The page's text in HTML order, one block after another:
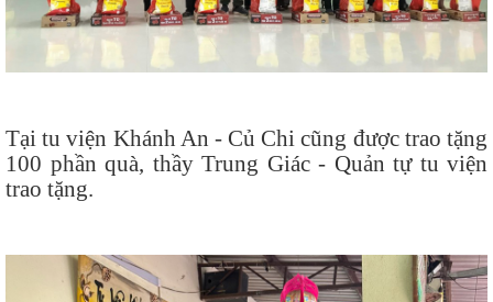
Tại tu viện Khánh An - Củ Chi cũng được trao tặng
100 phần quà, thầy Trung Giác - Quản tự tu viện
trao tặng.